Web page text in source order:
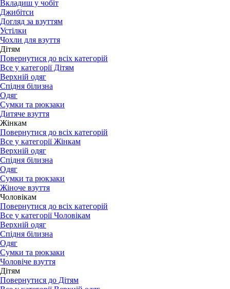
Вкладиш у чобіт
Джибітси
Догляд за взуттям
Устілки
Чохли для взуття
Дітям
Повернутися до всіх категорій
Все у категорії Дітям
Верхній одяг
Спідня білизна
Одяг
Сумки та рюкзаки
Дитяче взуття
Жінкам
Повернутися до всіх категорій
Все у категорії Жінкам
Верхній одяг
Спідня білизна
Одяг
Сумки та рюкзаки
Жіноче взуття
Чоловікам
Повернутися до всіх категорій
Все у категорії Чоловікам
Верхній одяг
Спідня білизна
Одяг
Сумки та рюкзаки
Чоловіче взуття
Дітям
Повернутися до Дітям